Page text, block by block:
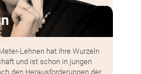
Lehnen hat ihre Wurzeln
und ist schon in jungen
den Herausforderungen der